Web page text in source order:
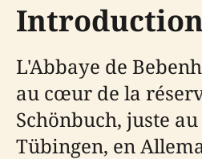
Introduction
L'Abbaye de
au cœur de la
Schönbuch, juste
Tübingen, en